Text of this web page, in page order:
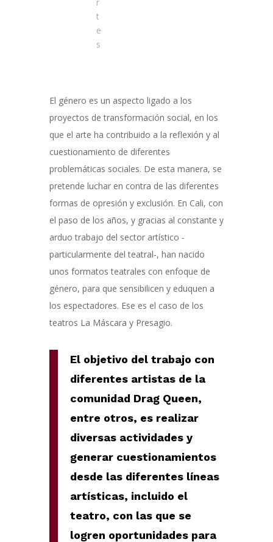
t
e
s
El género es un aspecto ligado a los
proyectos de transformación social, en los
que el arte ha contribuido a la reflexión y al
cuestionamiento de diferentes
problemáticas sociales. De esta manera, se
pretende luchar en contra de las diferentes
formas de opresión y exclusión. En Cali, con
el paso de los años, y gracias al constante y
arduo trabajo del sector artístico -
particularmente del teatral-, han nacido
unos formatos teatrales con enfoque de
género, para que sensibilicen y eduquen a
los espectadores. Ese es el caso de los
teatros La Máscara y Presagio.
El objetivo del trabajo con
diferentes artistas de la
comunidad Drag Queen,
entre otros, es realizar
diversas actividades y
generar cuestionamientos
desde las diferentes líneas
artísticas, incluido el
teatro, con las que se
logren oportunidades para